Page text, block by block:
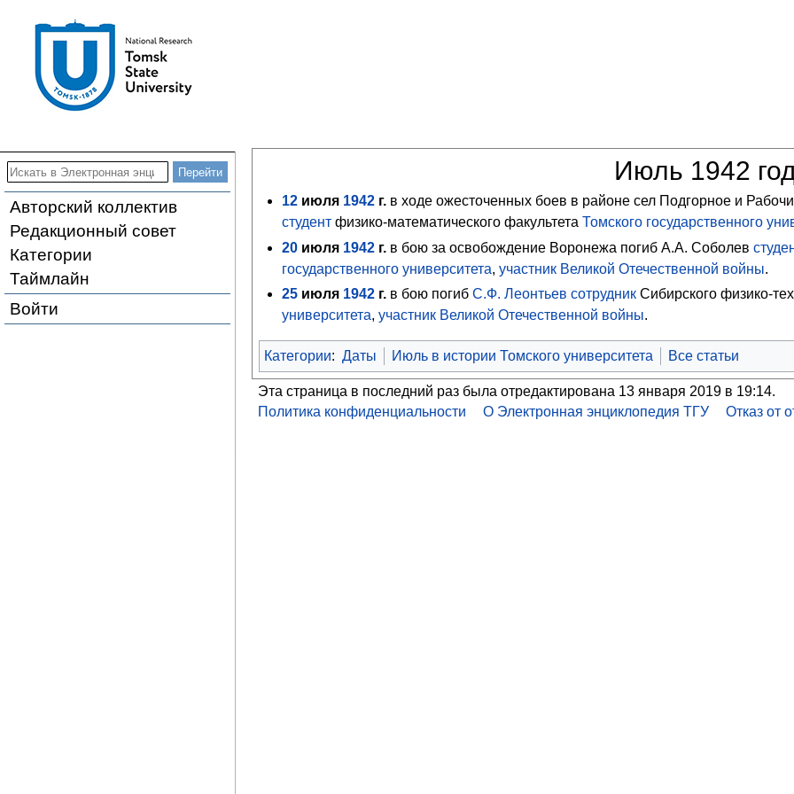
Авторский коллектив
Редакционный совет
Категории
Таймлайн
Войти
Июль 1942
12 июля 1942г.в ходе ожесточенных боев в районе сел Подгорное и
студентфизико-математического факультета Томского государственного
20 июля 1942г.в бою за освобождение Воронежа погиб А.А. Соболев
государственного университета, участник Великой Отечественной войны.
25 июля 1942г.в бою погиб С.Ф. Леонтьев сотрудникСибирского физико-
университета, участник Великой Отечественной войны.
Категории: Даты Июль в истории Томского университета Все статьи
Эта страница в последний раз была отредактирована 13 января 2019 в 19:14.
Политика конфиденциальности
О Электронная энциклопедия ТГУ Отказ от